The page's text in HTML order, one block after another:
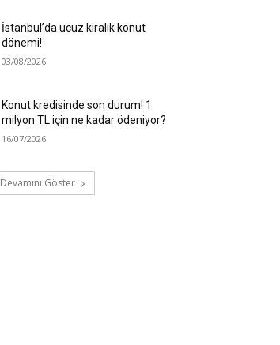
İstanbul’da ucuz kiralık konut
dönemi!
03/08/2026
Konut kredisinde son durum! 1
milyon TL için ne kadar ödeniyor?
16/07/2026
Devamını Göster